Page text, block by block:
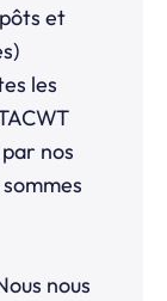
et
les
nos
nous